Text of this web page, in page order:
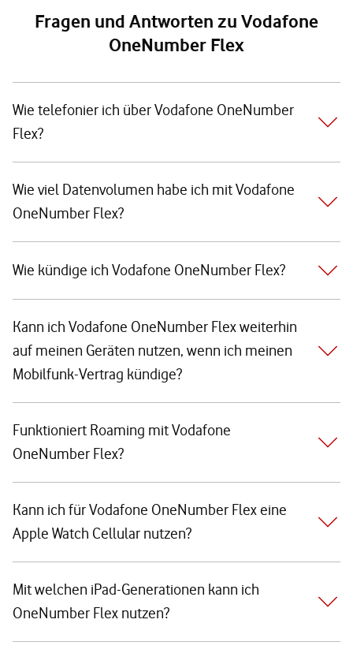
Fragen und Antworten zu Vodafone
OneNumber Flex
Wie telefonier ich über Vodafone OneNumber
Flex?
Wie viel Datenvolumen habe ich mit Vodafone
OneNumber Flex?
Wie kündige ich Vodafone OneNumber Flex?
Kann ich Vodafone OneNumber Flex weiterhin
auf meinen Geräten nutzen, wenn ich meinen
Mobilfunk-Vertrag kündige?
Funktioniert Roaming mit Vodafone
OneNumber Flex?
Kann ich für Vodafone OneNumber Flex eine
Apple Watch Cellular nutzen?
Mit welchen iPad-Generationen kann ich
OneNumber Flex nutzen?